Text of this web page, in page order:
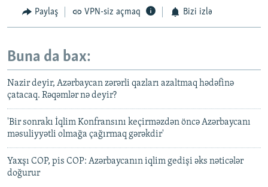
Paylaş VPN-siz açmaq Bizi izlə
Buna da bax:
Nazir deyir, Azərbaycan zərərli qazları azaltmaq hədəfinə
çatacaq. Rəqəmlər nə deyir?
'Bir sonrakı İqlim Konfransını keçirməzdən öncə Azərbaycanı
məsuliyyətli olmağa çağırmaq gərəkdir'
Yaxşı COP, pis COP: Azərbaycanın iqlim gedişi əks nəticələr
doğurur